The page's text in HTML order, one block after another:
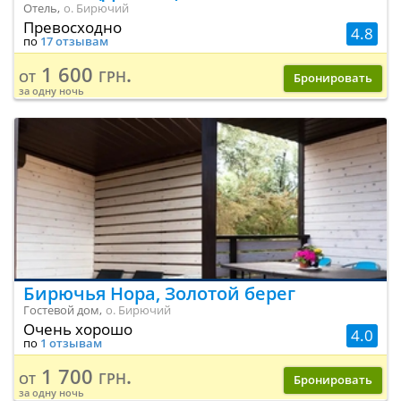
Отель, о. Бирючий
4.8
Превосходно
по 17 отзывам
от 1 600 грн.
за одну ночь
Бронировать
Бирючья Нора, Золотой берег
Гостевой дом, о. Бирючий
4.0
Очень хорошо
по 1 отзывам
от 1 700 грн.
за одну ночь
Бронировать